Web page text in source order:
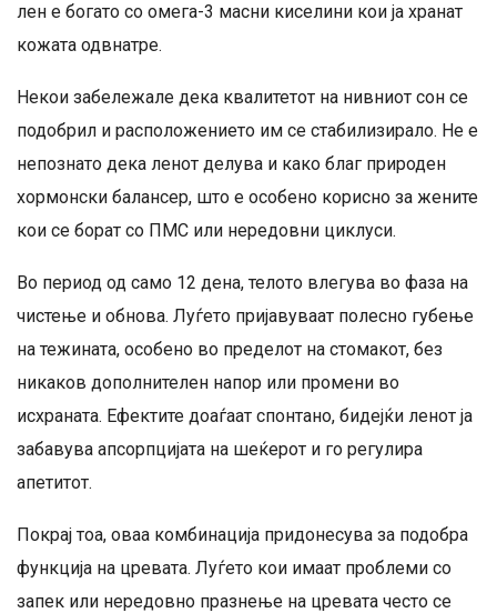
лен е богато со омега-3 масни киселини кои ја хранат
кожата одвнатре.
Некои забележале дека квалитетот на нивниот сон се
подобрил и расположението им се стабилизирало. Не е
непознато дека ленот делува и како благ природен
хормонски балансер, што е особено корисно за жените
кои се борат со ПМС или нередовни циклуси.
Во период од само 12 дена, телото влегува во фаза на
чистење и обнова. Луѓето пријавуваат полесно губење
на тежината, особено во пределот на стомакот, без
никаков дополнителен напор или промени во
исхраната. Ефектите доаѓаат спонтано, бидејќи ленот ја
забавува апсорпцијата на шеќерот и го регулира
апетитот.
Покрај тоа, оваа комбинација придонесува за подобра
функција на цревата. Луѓето кои имаат проблеми со
запек или нередовно празнење на цревата често се